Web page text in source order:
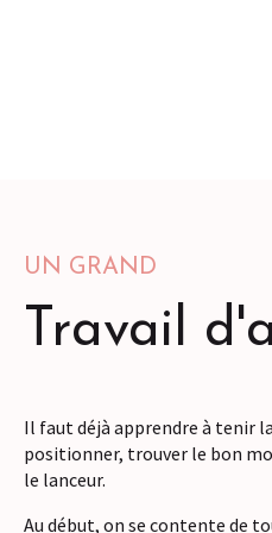
UN GRAND
Travail
Il faut déjà apprendre à tenir
positionner, trouver le bon
le lanceur.
Au début, on se contente de